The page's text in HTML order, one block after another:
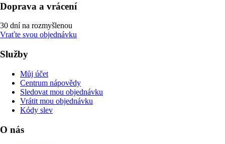
Doprava a vrácení
30 dní na rozmyšlenou
Vraťte svou objednávku
Služby
Můj účet
Centrum nápovědy
Sledovat mou objednávku
Vrátit mou objednávku
Kódy slev
O nás